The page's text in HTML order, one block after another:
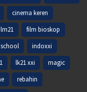
cinema keren
film bioskop
indoxxi
lk21 xxi
magic
rebahin